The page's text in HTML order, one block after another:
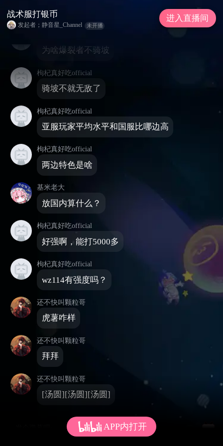
公告: 个人群681252898
为啥爆裂者不骑坡
枸杞真好吃official
骑坡不就无敌了
枸杞真好吃official
亚服玩家平均水平和国服比哪边高
枸杞真好吃official
两边特色是啥
基米老大
放国内算什么？
枸杞真好吃official
好强啊，能打5000多
枸杞真好吃official
wz114有强度吗？
还不快叫颗粒哥
虎薯咋样
还不快叫颗粒哥
拜拜
还不快叫颗粒哥
[汤圆][汤圆][汤圆]
战术服打银币
发起者；静音星_Channel 未开播
进入直播间
APP内打开